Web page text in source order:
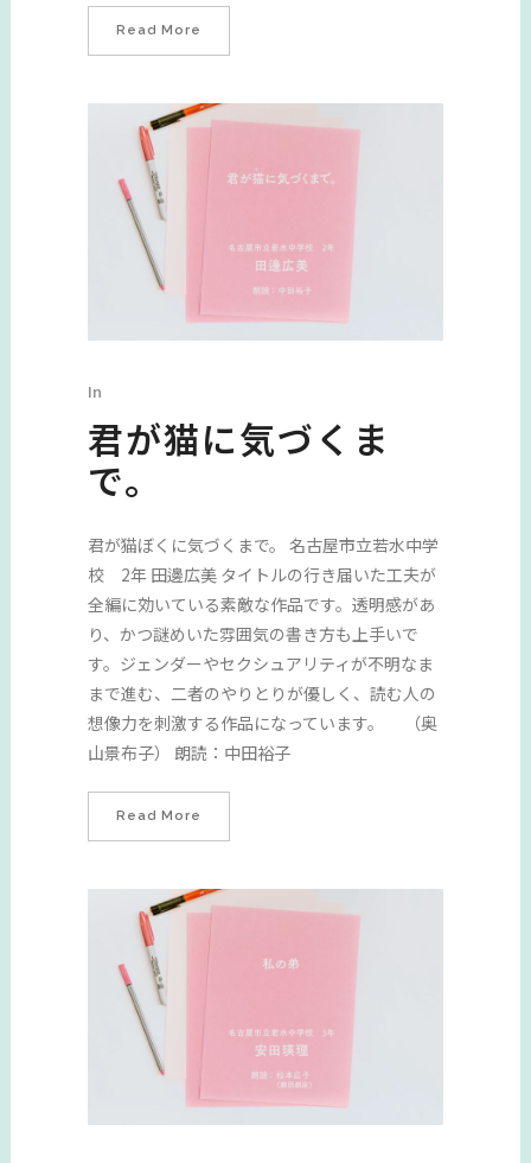
Read More
In
君が猫に気づくま
で。
君が猫ぼくに気づくまで。 名古屋市立若水中学
校 2年 田邊広美 タイトルの行き届いた工夫が
全編に効いている素敵な作品です。透明感があ
り、かつ謎めいた雰囲気の書き方も上手いで
す。ジェンダーやセクシュアリティが不明なま
まで進む、二者のやりとりが優しく、読む人の
想像力を刺激する作品になっています。 （奥
山景布子） 朗読：中田裕子
Read More